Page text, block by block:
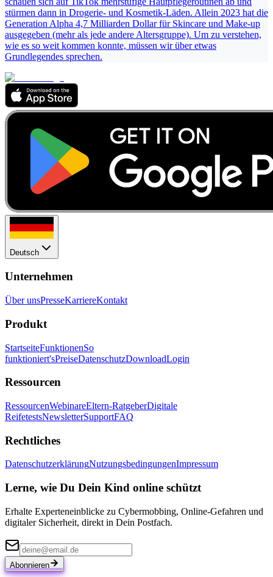
stürmen dann in Drogerie- und Kosmetik-Läden. Allein 2023 hat die
Generation Alpha 4,7 Milliarden Dollar für Skincare und Make-up
ausgegeben (mehr als jede andere Altersgruppe). Um zu verstehen,
wie es so weit kommen konnte, müssen wir über etwas
Grundlegendes sprechen.
Deutsch
Unternehmen
Über unsPresseKarriereKontakt
Produkt
StartseiteFunktionenSo
funktioniert'sPreiseDatenschutzDownloadLogin
Ressourcen
RessourcenWebinareEltern-RatgeberDigitale
ReifetestsNewsletterSupportFAQ
Rechtliches
DatenschutzerklärungNutzungsbedingungenImpressum
Lerne, wie Du Dein Kind online schützt
Erhalte Experteneinblicke zu Cybermobbing, Online-Gefahren und
digitaler Sicherheit, direkt in Dein Postfach.
Abonnieren